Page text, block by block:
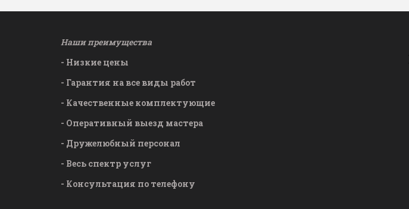
Наши преимущества­­
- Низкие цены
- Гарантия на все виды работ
- Качественные комплектующие
- Оперативный выезд мастера
- Дружелюбный персонал
- Весь спектр услуг
- Консультация по телефону